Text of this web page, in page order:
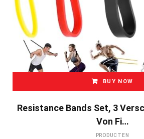
BUY NOW
Resistance Bands Set, 3
Von Fi…
PRODUCTEN